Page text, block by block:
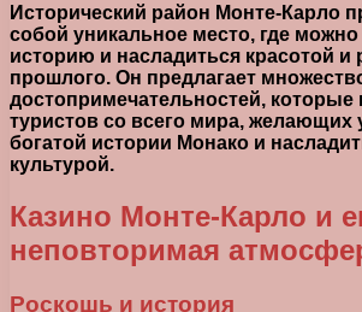
Исторический район Монте-Карло
собой уникальное место, где можно
историю и насладиться красотой
прошлого. Он предлагает
достопримечательностей, которые
туристов со всего мира, желающих
богатой истории Монако и
культурой.
Казино Монте-Карло и
неповторимая
Роскошь и история